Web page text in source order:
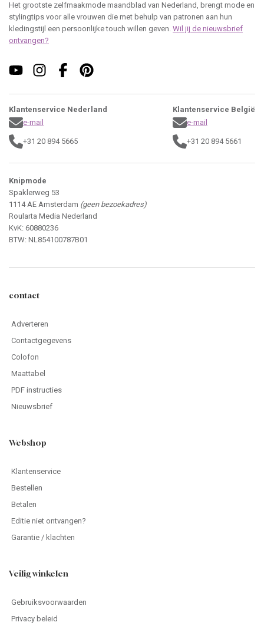
Het grootste zelfmaakmode maandblad van Nederland, brengt mode en
stylingtips voor alle vrouwen die met behulp van patronen aan hun
kledingstijl een persoonlijke touch willen geven. Wil jij de nieuwsbrief
ontvangen?
Klantenservice Nederland
e-mail
+31 20 894 5665
Klantenservice België
e-mail
+31 20 894 5661
Knipmode
Spaklerweg 53
1114 AE Amsterdam (geen bezoekadres)
Roularta Media Nederland
KvK: 60880236
BTW: NL854100787B01
contact
Adverteren
Contactgegevens
Colofon
Maattabel
PDF instructies
Nieuwsbrief
Webshop
Klantenservice
Bestellen
Betalen
Editie niet ontvangen?
Garantie / klachten
Veilig winkelen
Gebruiksvoorwaarden
Privacy beleid